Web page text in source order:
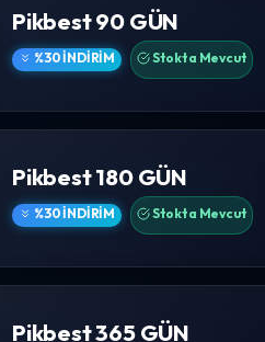
Pikbest 90 GÜN
%30 İNDIRIM Stokta Mevcut
Pikbest 180 GÜN
%30 İNDIRIM Stokta Mevcut
Pikbest 365 GÜN